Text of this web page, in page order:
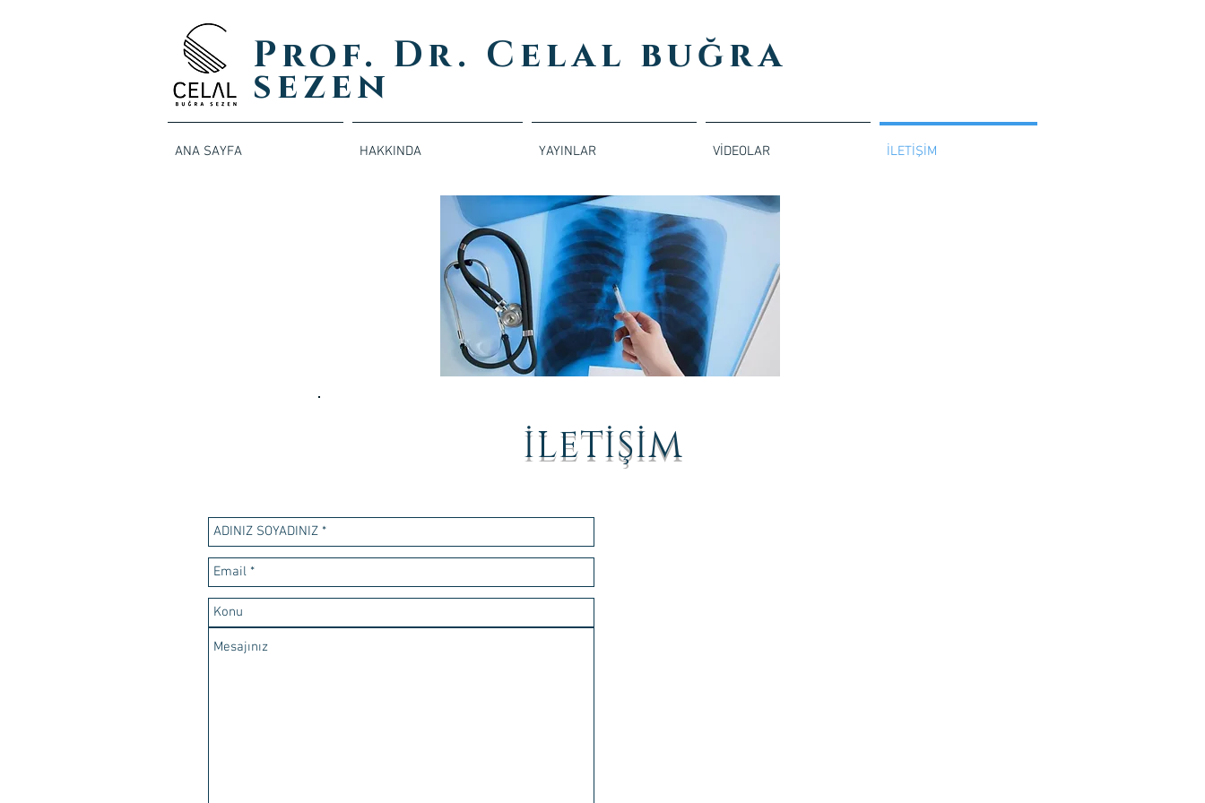
Prof. Dr. Celal buğra
sezen
ANA SAYFA HAKKINDA YAYINLAR VİDEOLAR İLETİŞİM
İLETİŞİM